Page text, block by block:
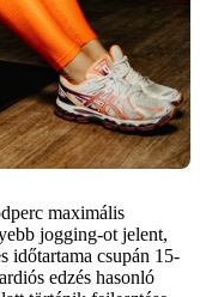
maximális
jogging-ot jelent,
időtartama csupán 15-
edzés hasonló